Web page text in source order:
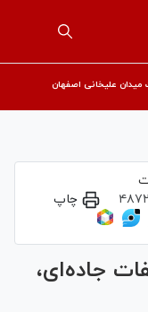
میدان علیخانی اصفهان
چاپ
تلفات جاده‌ای،